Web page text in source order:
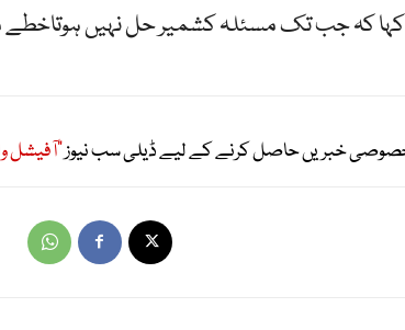
کہ جب تک مسئلہ کشمیر حل نہیں ہوتاخطے
خصوصی خبریں حاصل کرنے کے لیے ڈیلی سب نیوز"آفیشل